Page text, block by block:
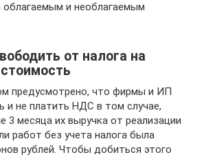
облагаемым и необлагаемым
от налога на
предусмотрено, что фирмы и ИП
и не платить НДС в том случае,
3 месяца их выручка от реализации
работ без учета налога была
рублей. Чтобы добиться этого